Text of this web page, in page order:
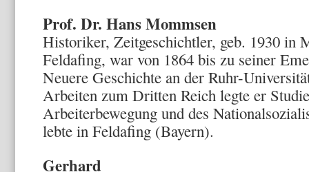
Prof. Dr. Hans Mommsen
Historiker, Zeitgeschichtler, geb. 1930 in
Feldafing, war von 1864 bis zu seiner
Neuere Geschichte an der Ruhr-
Arbeiten zum Dritten Reich legte er
Arbeiterbewegung und des
lebte in Feldafing (Bayern).
Gerhard